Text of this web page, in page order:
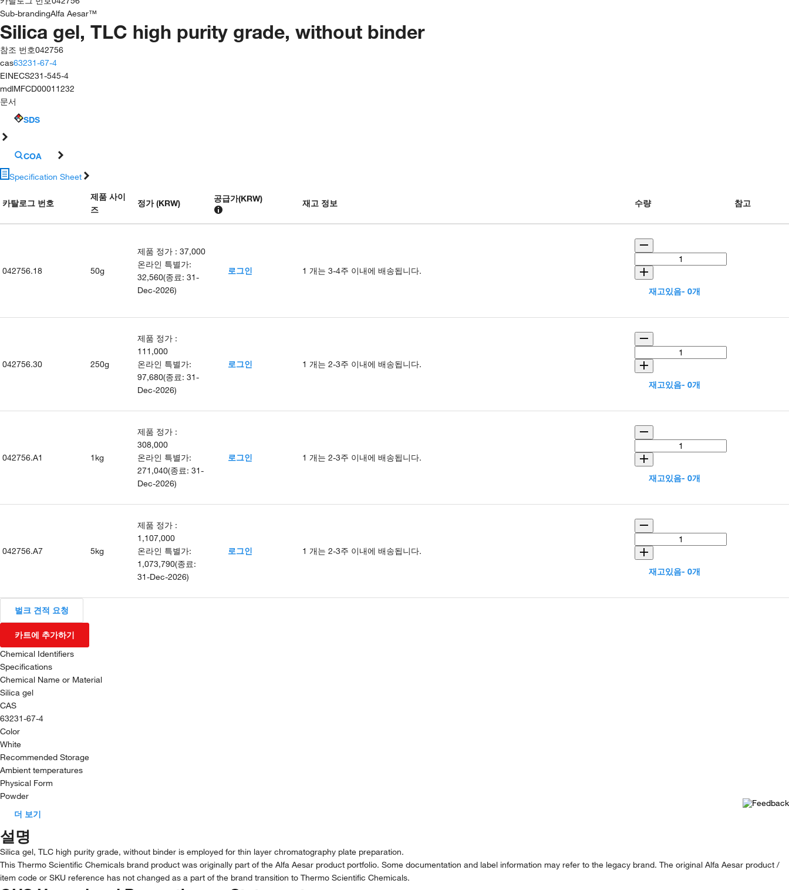
Sub-brandingAlfa Aesar™
Silica gel, TLC high purity grade, without binder
참조 번호042756
cas63231-67-4
EINECS231-545-4
mdlMFCD00011232
문서
SDS
COA
Specification Sheet
카탈로그 번호
제품 사이
즈
정가 (KRW) 공급가(KRW) 재고 정보 수량 참고
042756.18 50g
제품 정가 : 37,000
온라인 특별가:
32,560(종료: 31-
Dec-2026)
로그인 1 개는 3-4주 이내에 배송됩니다.
재고있음- 0개
042756.30 250g
제품 정가 :
111,000
온라인 특별가:
97,680(종료: 31-
Dec-2026)
로그인 1 개는 2-3주 이내에 배송됩니다.
재고있음- 0개
042756.A1 1kg
제품 정가 :
308,000
온라인 특별가:
271,040(종료: 31-
Dec-2026)
로그인 1 개는 2-3주 이내에 배송됩니다.
재고있음- 0개
042756.A7 5kg
제품 정가 :
1,107,000
온라인 특별가:
1,073,790(종료:
31-Dec-2026)
로그인 1 개는 2-3주 이내에 배송됩니다.
재고있음- 0개
벌크 견적 요청
카트에 추가하기
Chemical Identifiers
Specifications
Chemical Name or Material
Silica gel
CAS
63231-67-4
Color
White
Recommended Storage
Ambient temperatures
Physical Form
Powder
더 보기
설명
Silica gel, TLC high purity grade, without binder is employed for thin layer chromatography plate preparation.
This Thermo Scientific Chemicals brand product was originally part of the Alfa Aesar product portfolio. Some documentation and label information may refer to the legacy brand. The original Alfa Aesar product /
item code or SKU reference has not changed as a part of the brand transition to Thermo Scientific Chemicals.